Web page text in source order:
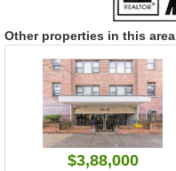
Other properties in this area
$3,88,000